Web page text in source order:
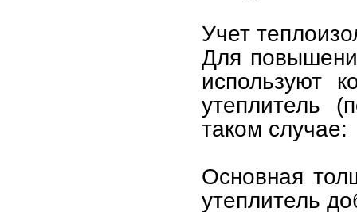
Учет
Для
используют
утеплитель
таком случае:
Основная
утеплитель